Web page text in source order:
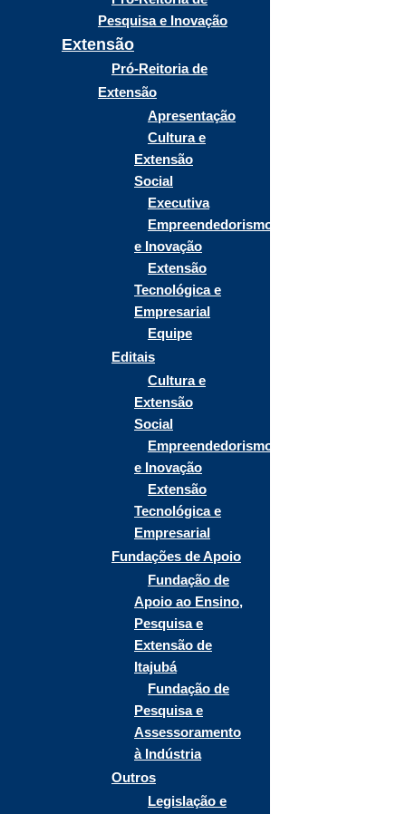
Pesquisa e Inovação
Extensão
Pró-Reitoria de
Extensão
Apresentação
Cultura e
Extensão
Social
Executiva
Empreendedorismo
e Inovação
Extensão
Tecnológica e
Empresarial
Equipe
Editais
Cultura e
Extensão
Social
Empreendedorismo
e Inovação
Extensão
Tecnológica e
Empresarial
Fundações de Apoio
Fundação de
Apoio ao Ensino,
Pesquisa e
Extensão de
Itajubá
Fundação de
Pesquisa e
Assessoramento
à Indústria
Outros
Legislação e